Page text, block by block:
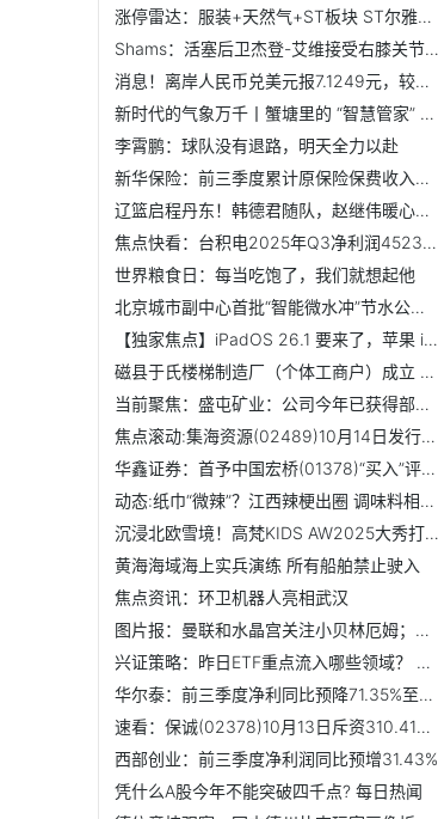
涨停雷达：服装+天然气+ST板块 ST尔雅触及涨停 观速讯
Shams：活塞后卫杰登-艾维接受右膝关节镜手术，将休战4周-每日观察
消息！离岸人民币兑美元报7.1249元，较周三纽约尾盘涨49点
新时代的气象万千丨蟹塘里的 “智慧管家” 资讯
李霄鹏：球队没有退路，明天全力以赴
新华保险：前三季度累计原保险保费收入同比增长19% 今日要闻
辽篮启程丹东！韩德君随队，赵继伟暖心签名，对阵川京鲁遇考验！
焦点快看：台积电2025年Q3净利润4523亿新台币，创下公司的纪录新高
世界粮食日：每当吃饱了，我们就想起他
北京城市副中心首批“智能微水冲”节水公厕上岗 报道
【独家焦点】iPadOS 26.1 要来了，苹果 iPad 也能玩 Apple Vision Pro 应用
磁县于氏楼梯制造厂（个体工商户）成立 注册资本30万人民币...
当前聚焦：盛屯矿业：公司今年已获得部分出口配额
焦点滚动:集海资源(02489)10月14日发行4亿股配售股份
华鑫证券：首予中国宏桥(01378)“买入”评级 公司大规模回购...
动态:纸巾“微辣”？江西辣梗出圈 调味料相关企业现存39.7万家
沉浸北欧雪境！高梵KIDS AW2025大秀打造“绒冬奇遇记”
黄海海域海上实兵演练 所有船舶禁止驶入
焦点资讯：环卫机器人亮相武汉
图片报：曼联和水晶宫关注小贝林厄姆；邮报记者：阿莫林最喜...
兴证策略：昨日ETF重点流入哪些领域？ 资讯
华尔泰：前三季度净利同比预降71.35%至73.84% 速看
速看：保诚(02378)10月13日斥资310.41万英镑回购30.62万股
西部创业：前三季度净利润同比预增31.43%
凭什么A股今年不能突破四千点? 每日热闻